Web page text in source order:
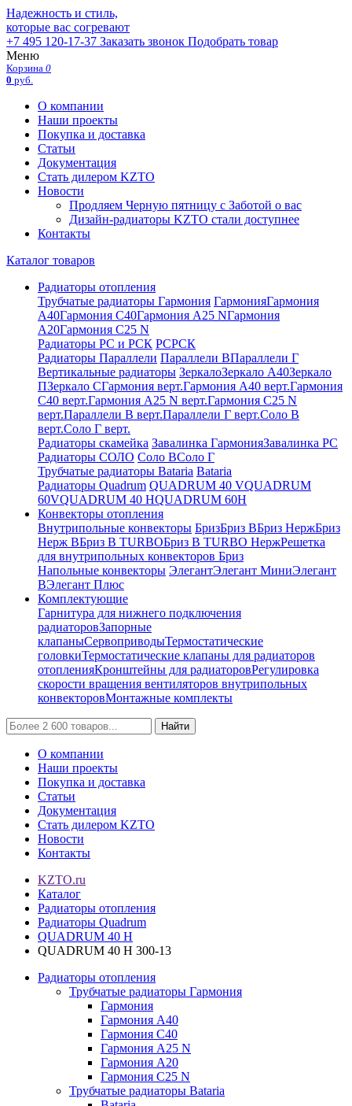
Надежность и стиль,
которые вас согревают
+7 495 120-17-37 Заказать звонок Подобрать товар
Меню
Корзина 0
0 руб.
О компании
Наши проекты
Покупка и доставка
Статьи
Документация
Стать дилером KZTO
Новости
Продляем Черную пятницу с Заботой о вас
Дизайн-радиаторы KZTO стали доступнее
Контакты
Каталог товаров
Радиаторы отопления
Трубчатые радиаторы Гармония ГармонияГармония
А40Гармония С40Гармония А25 NГармония
А20Гармония С25 N
Радиаторы РС и РСК РСРСК
Радиаторы Параллели Параллели ВПараллели Г
Вертикальные радиаторы ЗеркалоЗеркало А40Зеркало
ПЗеркало СГармония верт.Гармония А40 верт.Гармония
С40 верт.Гармония А25 N верт.Гармония С25 N
верт.Параллели В верт.Параллели Г верт.Соло В
верт.Соло Г верт.
Радиаторы скамейка Завалинка ГармонияЗавалинка РС
Радиаторы СОЛО Соло ВСоло Г
Трубчатые радиаторы Bataria Bataria
Радиаторы Quadrum QUADRUM 40 VQUADRUM
60VQUADRUM 40 HQUADRUM 60H
Конвекторы отопления
Внутрипольные конвекторы БризБриз ВБриз НержБриз
Нерж ВБриз В TURBOБриз В TURBO НержРешетка
для внутрипольных конвекторов Бриз
Напольные конвекторы ЭлегантЭлегант МиниЭлегант
ВЭлегант Плюс
Комплектующие
Гарнитура для нижнего подключения
радиаторовЗапорные
клапаныСервоприводыТермостатические
головкиТермостатические клапаны для радиаторов
отопленияКронштейны для радиаторовРегулировка
скорости вращения вентиляторов внутрипольных
конвекторовМонтажные комплекты
Найти
О компании
Наши проекты
Покупка и доставка
Статьи
Документация
Стать дилером KZTO
Новости
Контакты
KZTO.ru
Каталог
Радиаторы отопления
Радиаторы Quadrum
QUADRUM 40 H
QUADRUM 40 H 300-13
Радиаторы отопления
Трубчатые радиаторы Гармония
Гармония
Гармония А40
Гармония С40
Гармония А25 N
Гармония А20
Гармония С25 N
Трубчатые радиаторы Bataria